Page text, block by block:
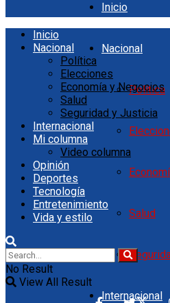
Inicio
Nacional
Política
Salud
Internacional
Inicio
Nacional
Política
Elecciones
Economía y Negocios
Salud
Seguridad y Justicia
Internacional
Mi columna
Video columna
Opinión
Deportes
Tecnología
Entretenimiento
Vida y estilo
No Result
View All Result